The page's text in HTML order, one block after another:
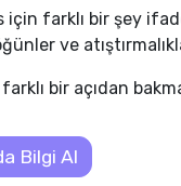
için farklı bir şey
ve
bir açıdan
Bilgi Al